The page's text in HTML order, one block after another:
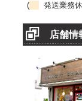
( 発送業務
店舗情